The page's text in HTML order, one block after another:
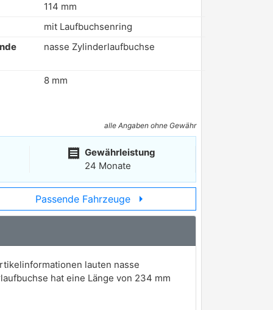
114 mm
mit Laufbuchsenring
nasse Zylinderlaufbuchse
8 mm
alle Angaben ohne Gewähr
receipt Gewährleistung
24 Monate
Passende Fahrzeuge arrow_right
lauten nasse
hat eine Länge von 234 mm